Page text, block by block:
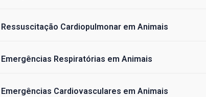
Cardiopulmonar em Animais
Respiratórias em Animais
Cardiovasculares em Animais